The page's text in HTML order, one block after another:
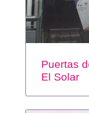
Puertas
El Solar